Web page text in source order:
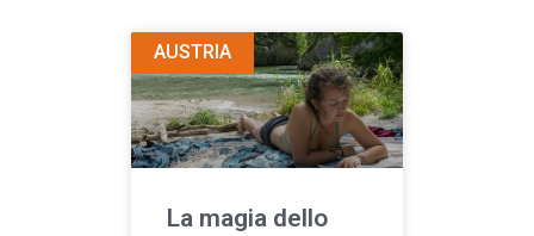
AUSTRIA
La magia dello